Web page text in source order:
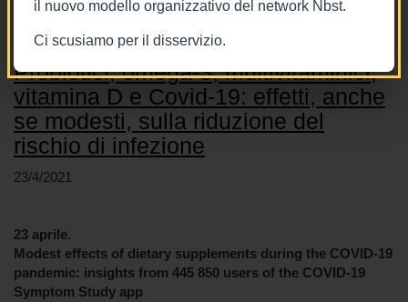
il nuovo modello organizzativo del network Nbst.
Ci scusiamo per il disservizio.
Probiotici, omega-3, multivitaminici,
vitamina D e Covid-19: effetti, anche
se modesti, sulla riduzione del
rischio di infezione
23/4/2021
23 aprile.
Modest effects of dietary supplements during the COVID-19
pandemic: insights from 445 850 users of the COVID-19
Symptom Study app